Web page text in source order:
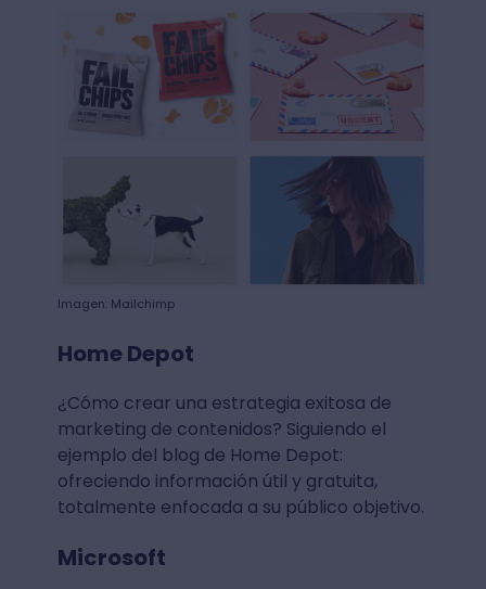
Imagen: Mailchimp
Home Depot
¿Cómo crear una estrategia exitosa de
marketing de contenidos? Siguiendo el
ejemplo del blog de Home Depot:
ofreciendo información útil y gratuita,
totalmente enfocada a su público objetivo.
Microsoft